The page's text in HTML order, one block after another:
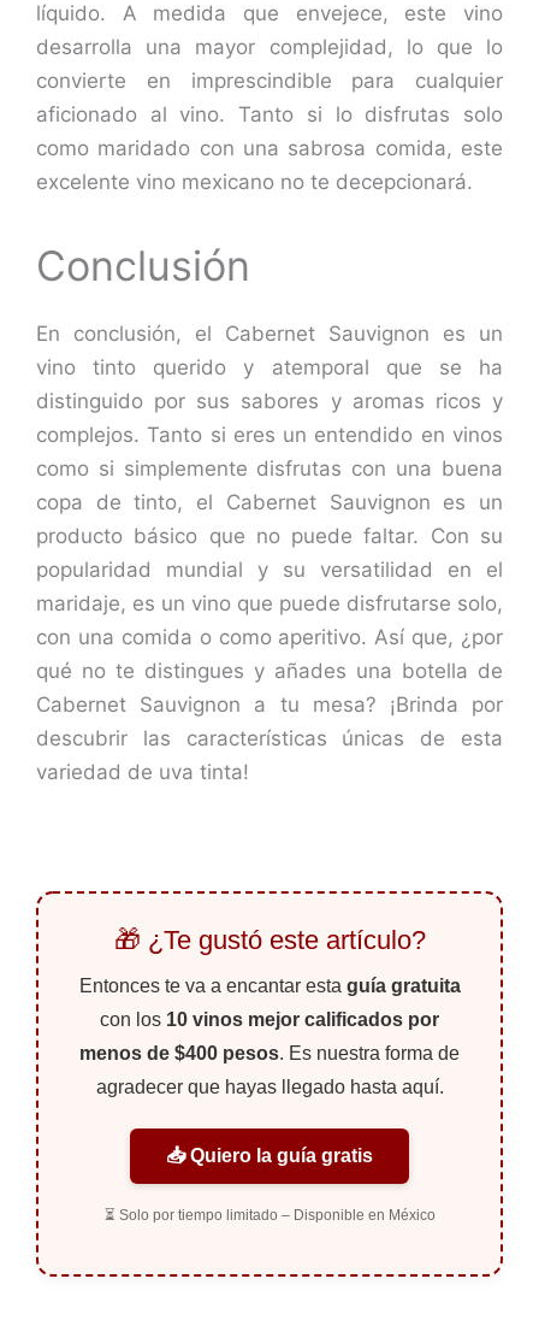
líquido. A medida que envejece, este vino
desarrolla una mayor complejidad, lo que lo
convierte en imprescindible para cualquier
aficionado al vino. Tanto si lo disfrutas solo
como maridado con una sabrosa comida, este
excelente vino mexicano no te decepcionará.
Conclusión
En conclusión, el Cabernet Sauvignon es un
vino tinto querido y atemporal que se ha
distinguido por sus sabores y aromas ricos y
complejos. Tanto si eres un entendido en vinos
como si simplemente disfrutas con una buena
copa de tinto, el Cabernet Sauvignon es un
producto básico que no puede faltar. Con su
popularidad mundial y su versatilidad en el
maridaje, es un vino que puede disfrutarse solo,
con una comida o como aperitivo. Así que, ¿por
qué no te distingues y añades una botella de
Cabernet Sauvignon a tu mesa? ¡Brinda por
descubrir las características únicas de esta
variedad de uva tinta!
🎁 ¿Te gustó este artículo?
Entonces te va a encantar esta guía gratuita
con los 10 vinos mejor calificados por
menos de $400 pesos. Es nuestra forma de
agradecer que hayas llegado hasta aquí.
📥 Quiero la guía gratis
⏳ Solo por tiempo limitado – Disponible en México